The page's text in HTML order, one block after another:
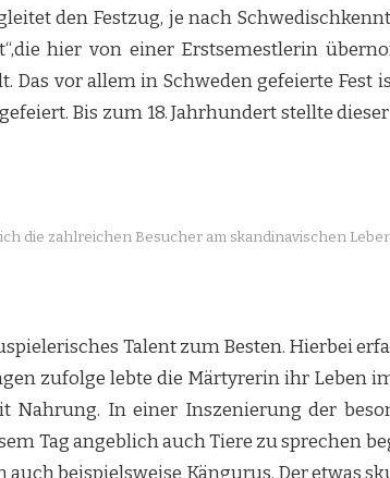
den Festzug, je nach
hier von einer Erstsemestlerin
vor allem in Schweden gefeierte Fest
Bis zum 18. Jahrhundert stellte
die zahlreichen Besucher am skandinavischen
Talent zum Besten. Hierbei
zufolge lebte die Märtyrerin ihr Leben
Nahrung. In einer Inszenierung der
Tag angeblich auch Tiere zu sprechen
beispielsweise Kängurus. Der etwas